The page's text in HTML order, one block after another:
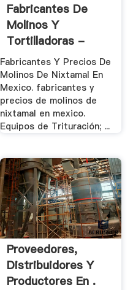
Fabricantes De
Molinos Y
Tortilladoras -
Bertkelly
Fabricantes Y Precios De
Molinos De Nixtamal En
Mexico. fabricantes y
precios de molinos de
nixtamal en mexico.
Equipos de Trituración; ...
Proveedores,
Distribuidores Y
Productores En .